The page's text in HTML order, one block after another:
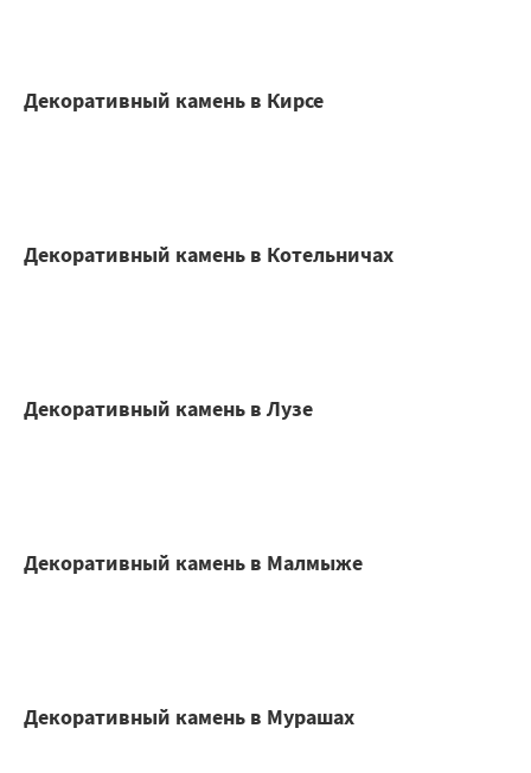
Декоративный камень в Кирсе
Декоративный камень в Котельничах
Декоративный камень в Лузе
Декоративный камень в Малмыже
Декоративный камень в Мурашах